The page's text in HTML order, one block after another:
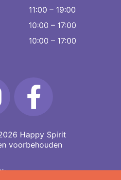
11:00 – 19:00
10:00 – 17:00
10:00 – 17:00
Happy Spirit
voorbehouden